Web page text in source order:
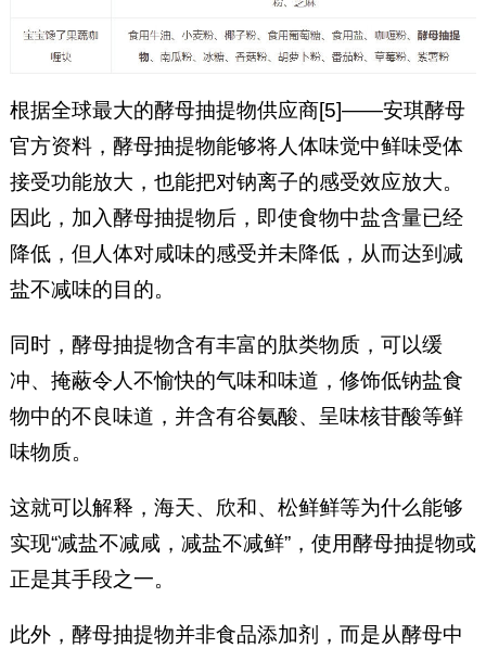
根据全球最大的酵母抽提物供应商[5]——安琪酵母
官方资料，酵母抽提物能够将人体味觉中鲜味受体
接受功能放大，也能把对钠离子的感受效应放大。
因此，加入酵母抽提物后，即使食物中盐含量已经
降低，但人体对咸味的感受并未降低，从而达到减
盐不减味的目的。
同时，酵母抽提物含有丰富的肽类物质，可以缓
冲、掩蔽令人不愉快的气味和味道，修饰低钠盐食
物中的不良味道，并含有谷氨酸、呈味核苷酸等鲜
味物质。
这就可以解释，海天、欣和、松鲜鲜等为什么能够
实现“减盐不减咸，减盐不减鲜”，使用酵母抽提物或
正是其手段之一。
此外，酵母抽提物并非食品添加剂，而是从酵母中